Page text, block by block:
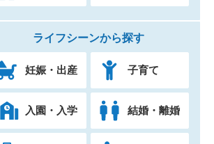
ライフシーンから探す
妊娠・出産 子育て
入園・入学 結婚・離婚